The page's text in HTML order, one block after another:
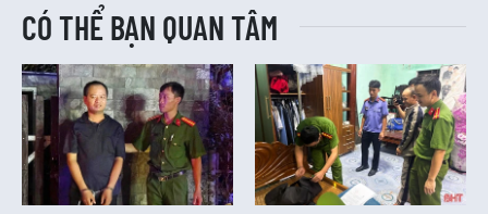
CÓ THỂ BẠN QUAN TÂM